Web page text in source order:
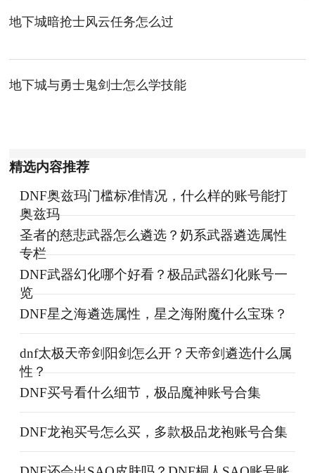
地下城暗抢士风云任务怎么过
地下城与勇士鬼剑士怎么学技能
精选内容推荐
DNF奥兹玛门槛标准情况，什么样的账号能打
奥兹玛
圣者的慈悲武器怎么遴选？奶系武器遴选属性
专栏
DNF武器幻化哪个好看？极品武器幻化账号一
览
DNF星之海遴选属性，星之海附魔什么宝珠？
dnf太极天帝剑阳剑怎么开？天帝剑遴选什么属
性？
DNF买号看什么细节，极品魔神账号合集
DNF龙袍买号怎么买，多款极品龙袍账号合集